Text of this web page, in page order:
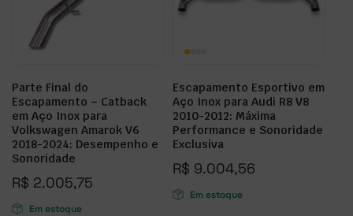
Parte Final do
Escapamento – Catback
em Aço Inox para
Volkswagen Amarok V6
2018-2024: Desempenho e
Sonoridade
R$ 2.005,75
Em estoque
Escapamento Esportivo em
Aço Inox para Audi R8 V8
2010-2012: Máxima
Performance e Sonoridade
Exclusiva
R$ 9.004,56
Em estoque